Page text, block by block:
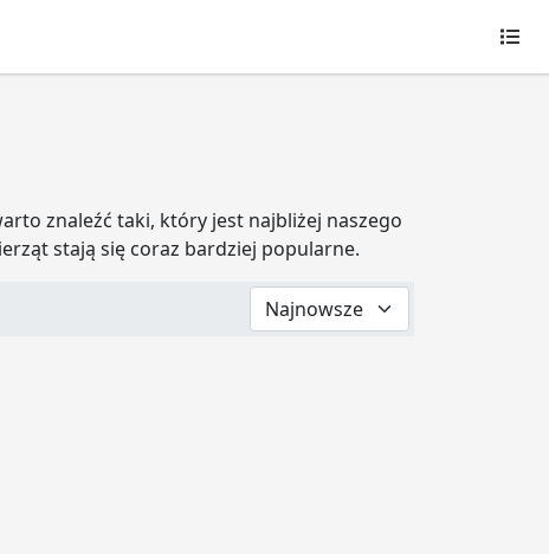
znaleźć taki, który jest najbliżej naszego
stają się coraz bardziej popularne.